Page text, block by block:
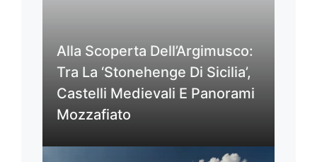
Alla Scoperta Dell’Argimusco:
Tra La ‘Stonehenge Di Sicilia’,
Castelli Medievali E Panorami
Mozzafiato